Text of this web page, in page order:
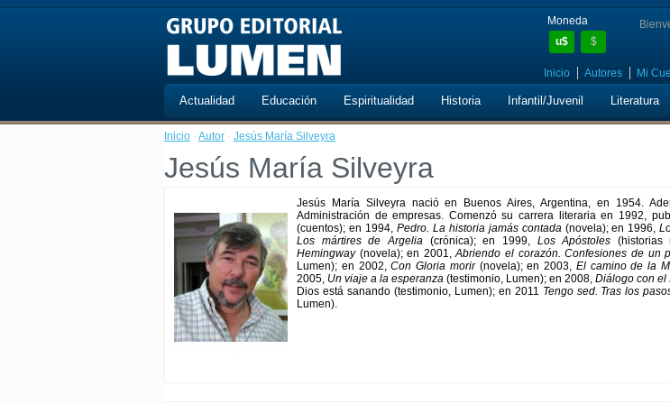
Moneda
u$
$
Inicio Autores Mi
Actualidad Educación Espiritualidad Historia Infantil/Juvenil Literatura
Inicio · Autor · Jesús María Silveyra
Jesús María Silveyra
Jesús María Silveyra nació en Buenos Aires, Argentina, en 1954.
Administración de empresas. Comenzó su carrera literaria en 1992,
(cuentos); en 1994, Pedro. La historia jamás contada(novela); en 1996,
Los mártires de Argelia(crónica); en 1999, Los Apóstoles
Hemingway(novela); en 2001,Abriendo el corazón. Confesiones de un
Lumen); en 2002,Con Gloria morir(novela); en 2003, El camino de la
2005, Un viaje a la esperanza (testimonio, Lumen); en 2008, Diálogo con el
Dios está sanando (testimonio, Lumen); en 2011 Tengo sed. Tras los
Lumen).